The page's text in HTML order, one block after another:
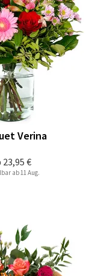
23,95 €
Verina
ab 11 Aug.